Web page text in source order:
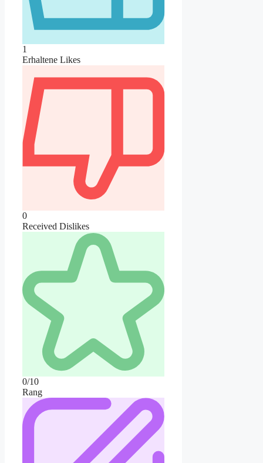
1
Erhaltene Likes
0
Received Dislikes
0/10
Rang